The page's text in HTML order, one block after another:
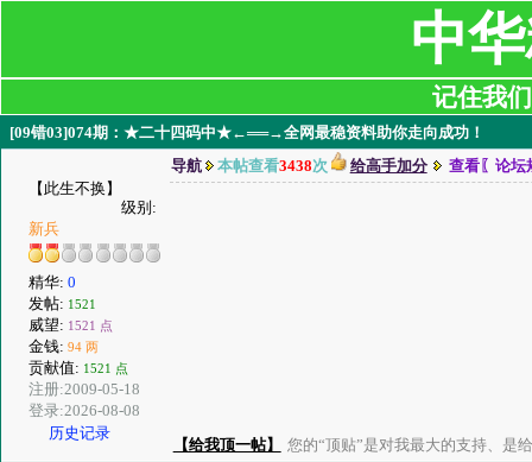
中
记住我
[09错03]074期：★二十四码中★←══→全网最稳资料助你走向成功！
【此生不换】
级别:
新兵
精华: 0
发帖: 1521
威望: 1521 点
金钱: 94 两
贡献值: 1521 点
注册:2009-05-18
登录:2026-08-08
历史记录
导航 本帖查看3438次 给高手加分 查看〖论坛
【给我顶一帖】 您的“顶贴”是对我最大的支持、是